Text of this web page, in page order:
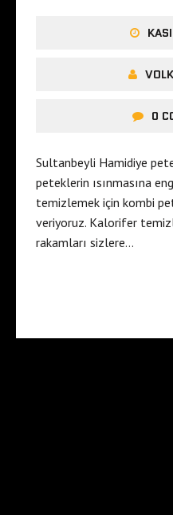
0
Sultanbeyli Hamidiye
peteklerin ısınmasına
temizlemek için kombi
veriyoruz. Kalorifer
rakamları sizlere…